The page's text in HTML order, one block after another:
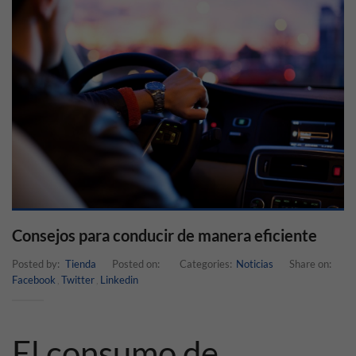
Consejos para conducir de manera eficiente
Posted by: Tienda Posted on: Categories: Noticias
Share on:
Facebook Twitter Linkedin